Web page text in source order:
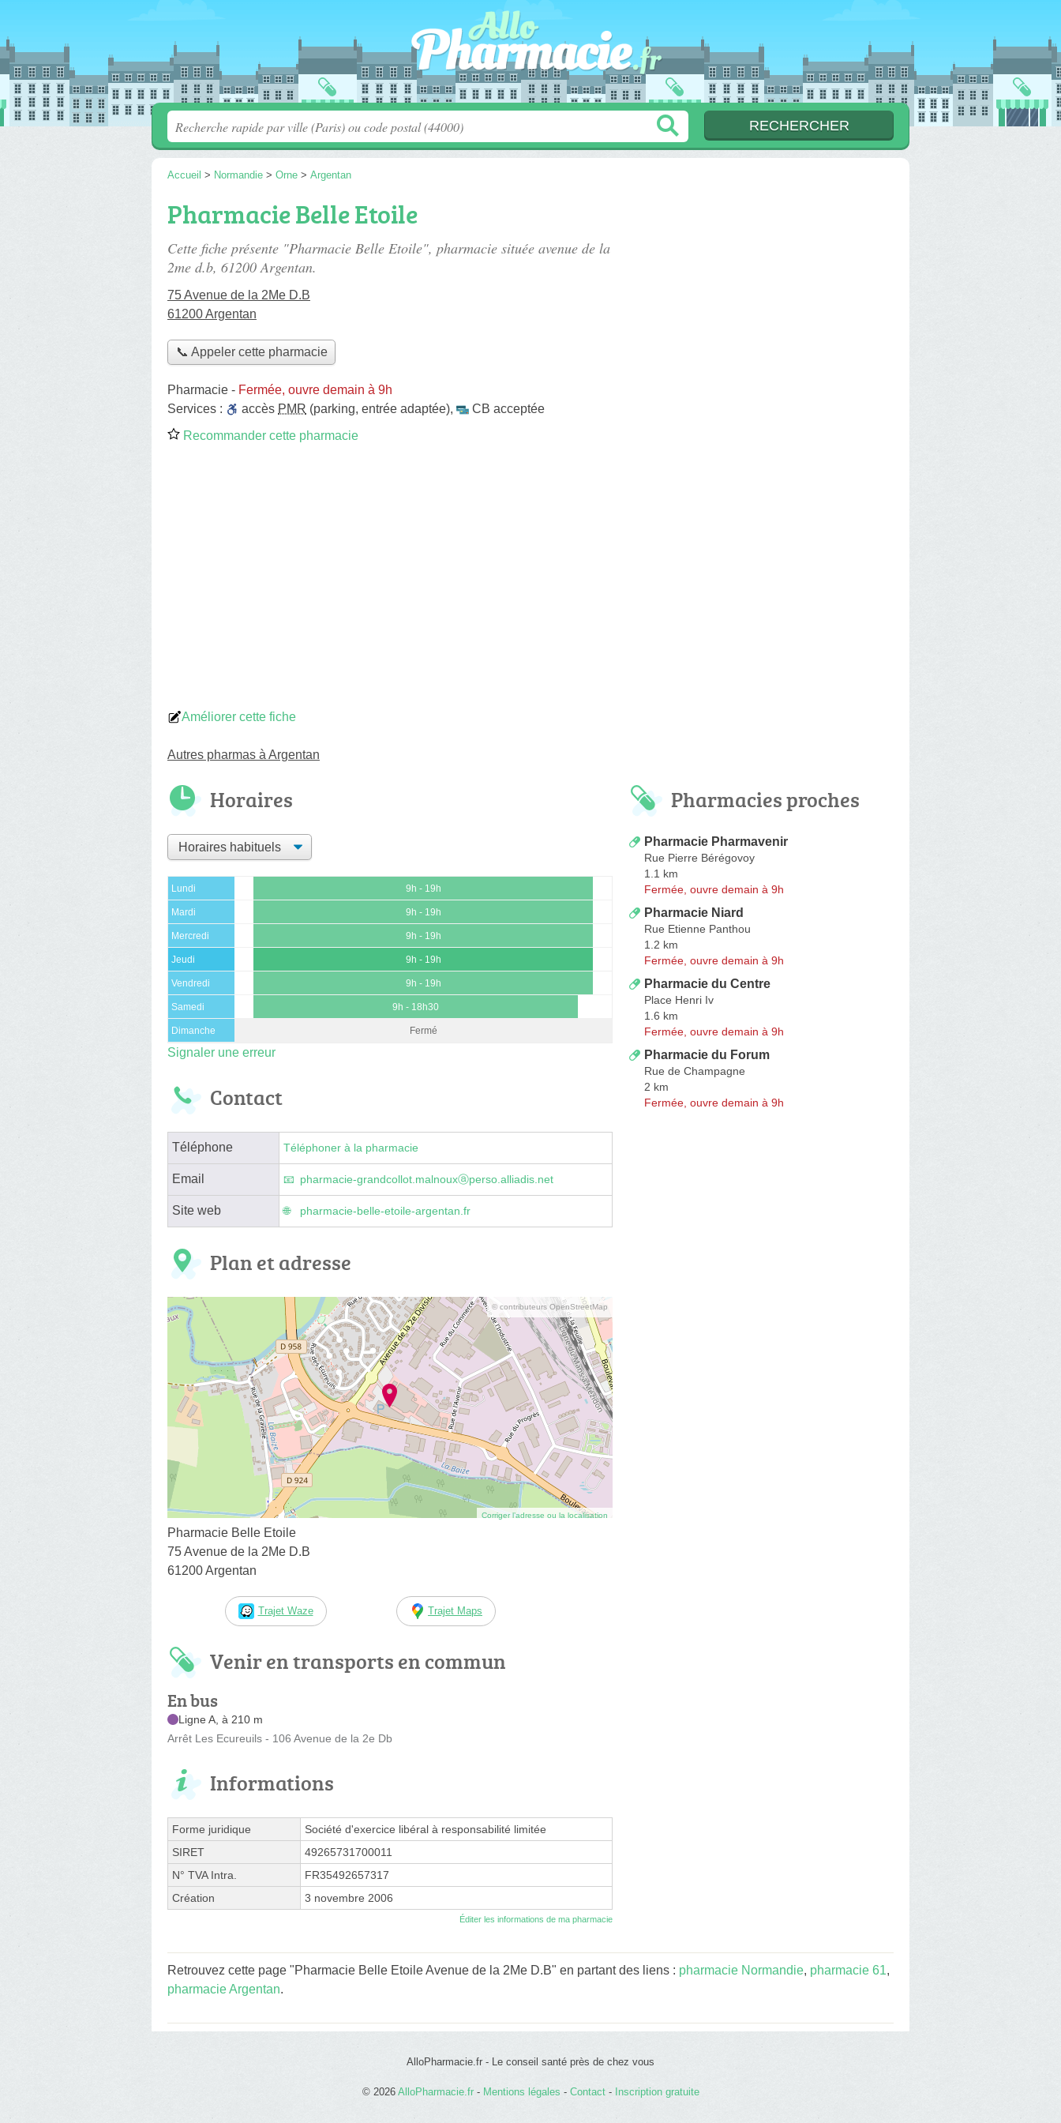
Accueil > Normandie > Orne > Argentan
Pharmacie Belle Etoile
Cette fiche présente "Pharmacie Belle Etoile", pharmacie située avenue de la
2me d.b, 61200 Argentan.
75 Avenue de la 2Me D.B
61200 Argentan
📞 Appeler cette pharmacie
Pharmacie - Fermée, ouvre demain à 9h
Services :
accès PMR (parking, entrée adaptée),
CB acceptée
Recommander cette pharmacie
Améliorer cette fiche
Autres pharmas à Argentan
Horaires
Lundi 9h - 19h
Mardi 9h - 19h
Mercredi 9h - 19h
Jeudi 9h - 19h
Vendredi 9h - 19h
Samedi 9h - 18h30
Dimanche Fermé
Signaler une erreur
Contact
Téléphone Téléphoner à la pharmacie
Email pharmacie-grandcollot.malnouxⓐperso.alliadis.net
Site web pharmacie-belle-etoile-argentan.fr
Plan et adresse
© contributeurs OpenStreetMap
Corriger l’adresse ou la localisation
Pharmacie Belle Etoile
75 Avenue de la 2Me D.B
61200 Argentan
Trajet Waze Trajet Maps
Venir en transports en commun
En bus
Ligne A, à 210 m
Arrêt Les Ecureuils - 106 Avenue de la 2e Db
Informations
Forme juridique
Société d'exercice libéral à responsabilité limitée
SIRET
49265731700011
N° TVA Intra.
FR35492657317
Création
3 novembre 2006
Éditer les informations de ma pharmacie
Pharmacies proches
Pharmacie Pharmavenir
Rue Pierre Bérégovoy
1.1 km
Fermée, ouvre demain à 9h
Pharmacie Niard
Rue Etienne Panthou
1.2 km
Fermée, ouvre demain à 9h
Pharmacie du Centre
Place Henri Iv
1.6 km
Fermée, ouvre demain à 9h
Pharmacie du Forum
Rue de Champagne
2 km
Fermée, ouvre demain à 9h
Retrouvez cette page "Pharmacie Belle Etoile Avenue de la 2Me D.B" en partant des liens : pharmacie Normandie, pharmacie 61,
pharmacie Argentan.
AlloPharmacie.fr - Le conseil santé près de chez vous
© 2026 AlloPharmacie.fr - Mentions légales - Contact- Inscription gratuite